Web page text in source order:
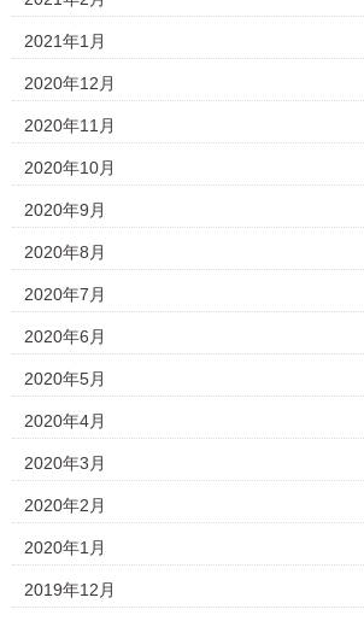
2021年1月
2020年12月
2020年11月
2020年10月
2020年9月
2020年8月
2020年7月
2020年6月
2020年5月
2020年4月
2020年3月
2020年2月
2020年1月
2019年12月